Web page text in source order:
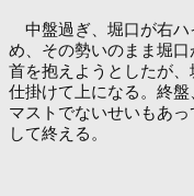
中盤過ぎ、堀口が右ハ
め、その勢いのまま堀
首を抱えようとしたが
仕掛けて上になる。終
マストでないせいもあ
して終える。